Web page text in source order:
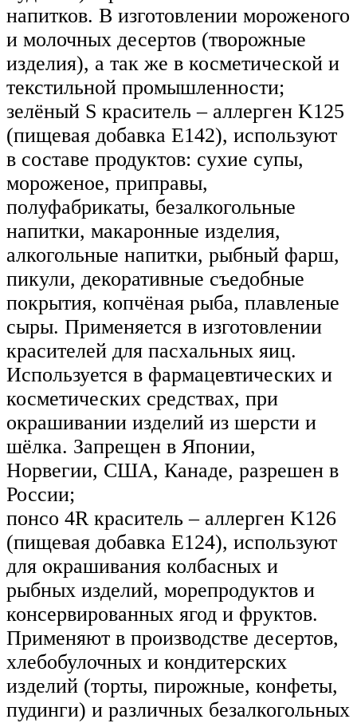
напитков. В изготовлении мороженого
и молочных десертов (творожные
изделия), а так же в косметической и
текстильной промышленности;
зелёный S краситель – аллерген K125
(пищевая добавка Е142), используют
в составе продуктов: сухие супы,
мороженое, приправы,
полуфабрикаты, безалкогольные
напитки, макаронные изделия,
алкогольные напитки, рыбный фарш,
пикули, декоративные съедобные
покрытия, копчёная рыба, плавленые
сыры. Применяется в изготовлении
красителей для пасхальных яиц.
Используется в фармацевтических и
косметических средствах, при
окрашивании изделий из шерсти и
шёлка. Запрещен в Японии,
Норвегии, США, Канаде, разрешен в
России;
понсо 4R краситель – аллерген K126
(пищевая добавка Е124), используют
для окрашивания колбасных и
рыбных изделий, морепродуктов и
консервированных ягод и фруктов.
Применяют в производстве десертов,
хлебобулочных и кондитерских
изделий (торты, пирожные, конфеты,
пудинги) и различных безалкогольных